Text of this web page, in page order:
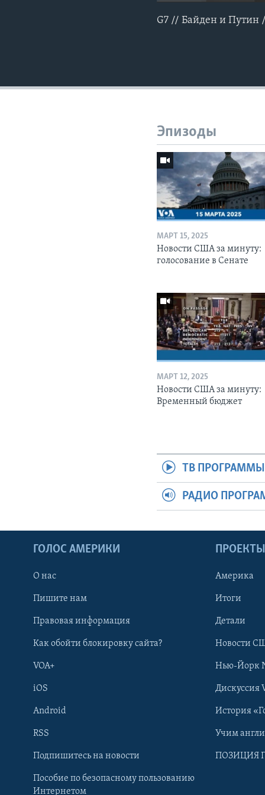
Learning English
G7 // Байден и
Эпизоды
МАРТ 15, 2025
Новости США за минуту:
голосование в Сенате
МАРТ 12, 2025
Новости США за минуту:
Временный бюджет
ТВ ПРОГРАММЫ
РАДИО
ГОЛОС АМЕРИКИ
О нас
Пишите нам
Правовая информация
Как обойти блокировку сайта?
VOA+
iOS
Android
RSS
Подпишитесь на новости
Пособие по безопасному пользованию
Интернетом
ПРОЕКТЫ
Америка
Итоги
Детали
Новости
Нью-Йорк
Дискуссия
История
Учим
ПОЗИЦИЯ